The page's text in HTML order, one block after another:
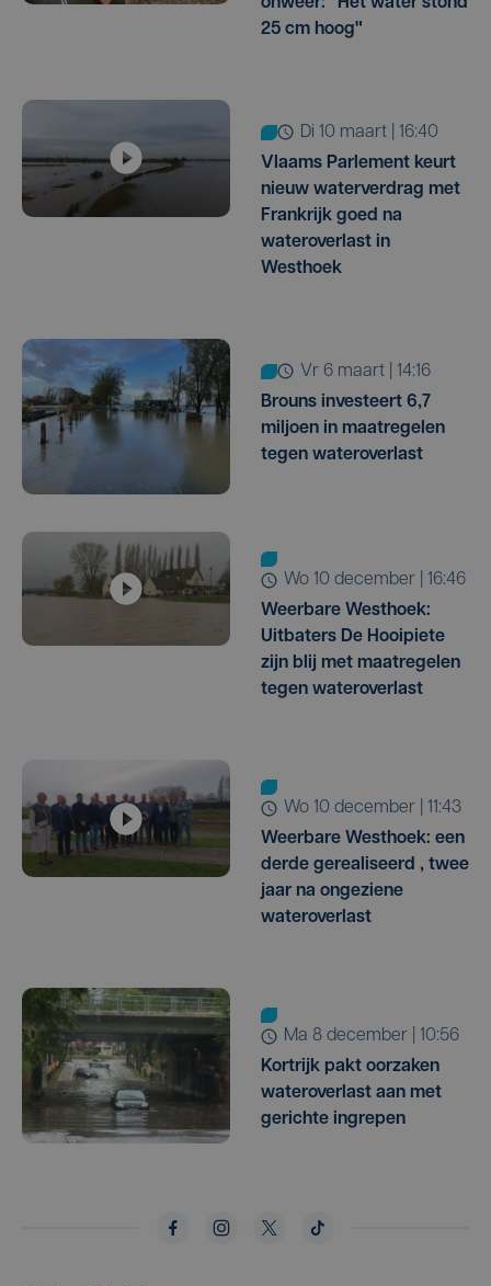
25 cm hoog"
di 10 maart | 16:40
Vlaams Parlement keurt
nieuw waterverdrag met
Frankrijk goed na
wateroverlast in
Westhoek
vr 6 maart | 14:16
Brouns investeert 6,7
miljoen in maatregelen
tegen wateroverlast
wo 10 december | 16:46
Weerbare Westhoek:
Uitbaters De Hooipiete
zijn blij met maatregelen
tegen wateroverlast
wo 10 december | 11:43
Weerbare Westhoek: een
derde gerealiseerd , twee
jaar na ongeziene
wateroverlast
ma 8 december | 10:56
Kortrijk pakt oorzaken
wateroverlast aan met
gerichte ingrepen